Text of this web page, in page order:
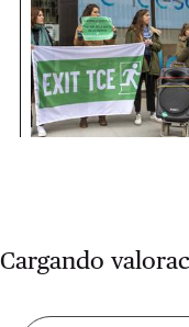
Cargando